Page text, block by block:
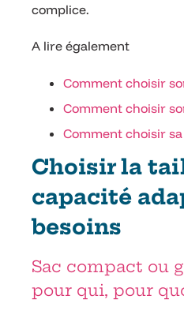
complice.
A lire également
Comment choisir
Comment choisir
Comment choisir
Choisir la
capacité
besoins
Sac compact ou
pour qui, pour